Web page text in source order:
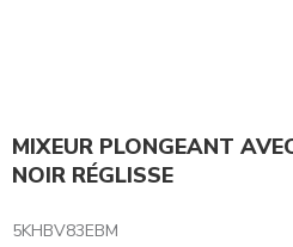
MIXEUR PLONGEANT
NOIR RÉGLISSE
5KHBV83EBM